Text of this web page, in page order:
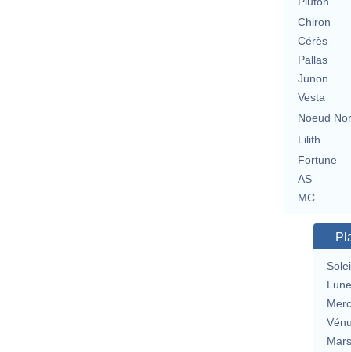
Chiron
Cérès
Pallas
Junon
Vesta
Noeud
Lilith
Fortune
AS
MC
Lune
Mars